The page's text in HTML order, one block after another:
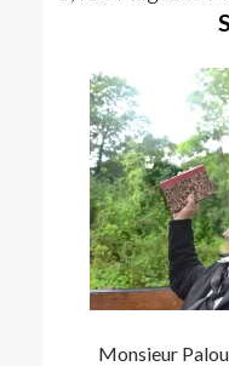
Monsieur